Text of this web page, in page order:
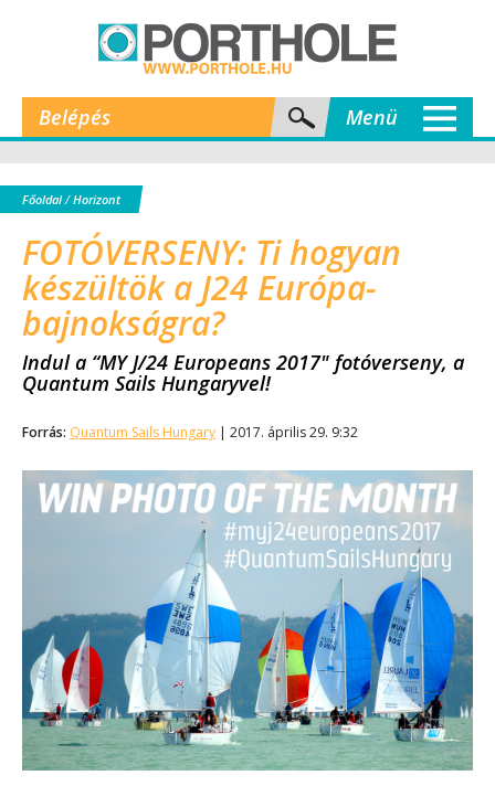
Belépés Menü
Főoldal/Horizont
FOTÓVERSENY: Ti hogyan
készültök a J24 Európa-
bajnokságra?
Indul a “MY J/24 Europeans 2017" fotóverseny, a
Quantum Sails Hungaryvel!
Forrás: Quantum Sails Hungary | 2017. április 29. 9:32